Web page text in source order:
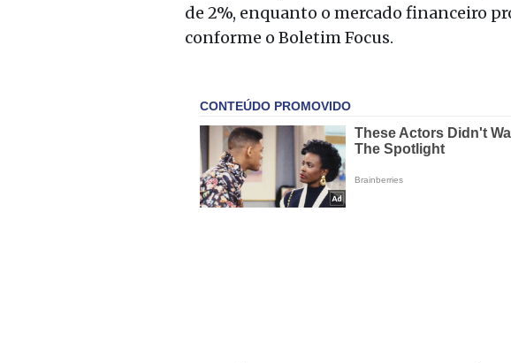
de 2%, enquanto o mercado financeiro
conforme o Boletim Focus.